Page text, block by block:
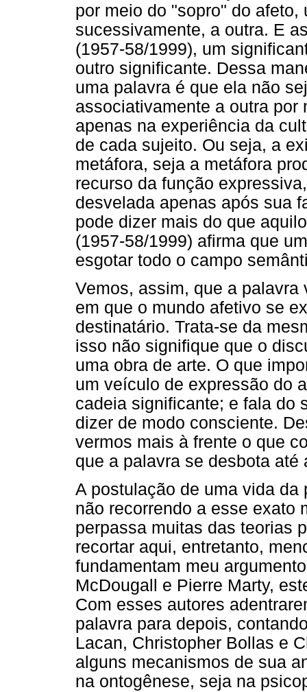
por meio do "sopro" do
sucessivamente, a outra. E
(1957-58/1999), um
outro significante. Dessa
uma palavra é que ela não
associativamente a outra
apenas na experiência da
de cada sujeito. Ou seja, a
metáfora, seja a metáfora
recurso da função
desvelada apenas após sua
pode dizer mais do que
(1957-58/1999) afirma que
esgotar todo o campo
Vemos, assim, que a
em que o mundo afetivo se
destinatário. Trata-se da
isso não signifique que o
uma obra de arte. O que
um veículo de expressão do
cadeia significante; e fala do
dizer de modo consciente.
vermos mais à frente o que
que a palavra se desbota até
A postulação de uma vida
não recorrendo a esse exato
perpassa muitas das teorias
recortar aqui, entretanto,
fundamentam meu
McDougall e Pierre Marty,
Com esses autores
palavra para depois,
Lacan, Christopher Bollas e
alguns mecanismos de sua
na ontogênese, seja na